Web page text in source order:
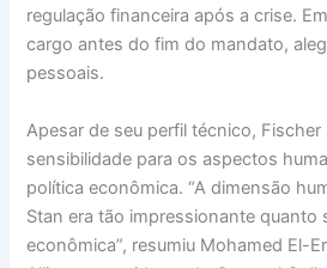
regulação financeira após a crise.
cargo antes do fim do mandato,
pessoais.
Apesar de seu perfil técnico,
sensibilidade para os aspectos
política econômica. “A dimensão
Stan era tão impressionante quanto
econômica”, resumiu Mohamed El-